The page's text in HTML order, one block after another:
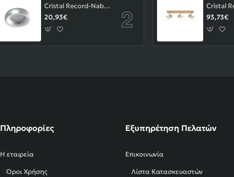
Cristal Record-Nabila Χωνευτό Σποτ GU10 ΚΩΔ.-01-180-01-281
20,93€
93,73€
Πληροφορίες
Η εταιρεία
Όροι Χρήσης
Εξυπηρέτηση Πελατών
Επικοινωνία
Λίστα Κατασκευαστών